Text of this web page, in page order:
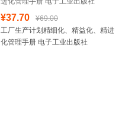
¥37.70
¥69.00
工厂生产计划精细化、精益化、精进
化管理手册 电子工业出版社